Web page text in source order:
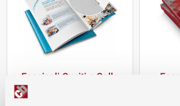
Fascicoli Cuciti a Sella
I classici a fogli accavallati